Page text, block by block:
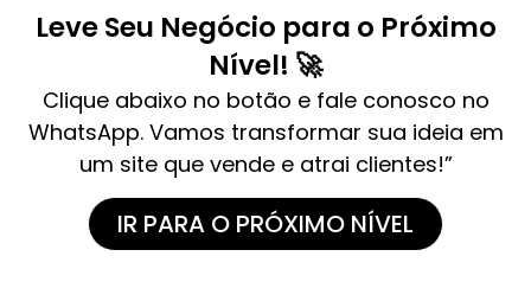
Leve Seu Negócio para o Próximo
Nível! 🚀
Clique abaixo no botão e fale conosco no
WhatsApp. Vamos transformar sua ideia em
um site que vende e atrai clientes!”
IR PARA O PRÓXIMO NÍVEL